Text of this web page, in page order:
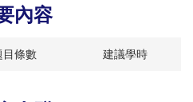
內容
目條數 建議學時